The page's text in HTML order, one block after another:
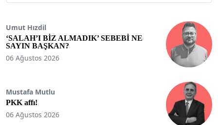
Umut Hızdil
‘SALAH’I BİZ ALMADIK’ SEBEBİ NE
SAYIN BAŞKAN?
06 Ağustos 2026
Mustafa Mutlu
PKK affı!
06 Ağustos 2026